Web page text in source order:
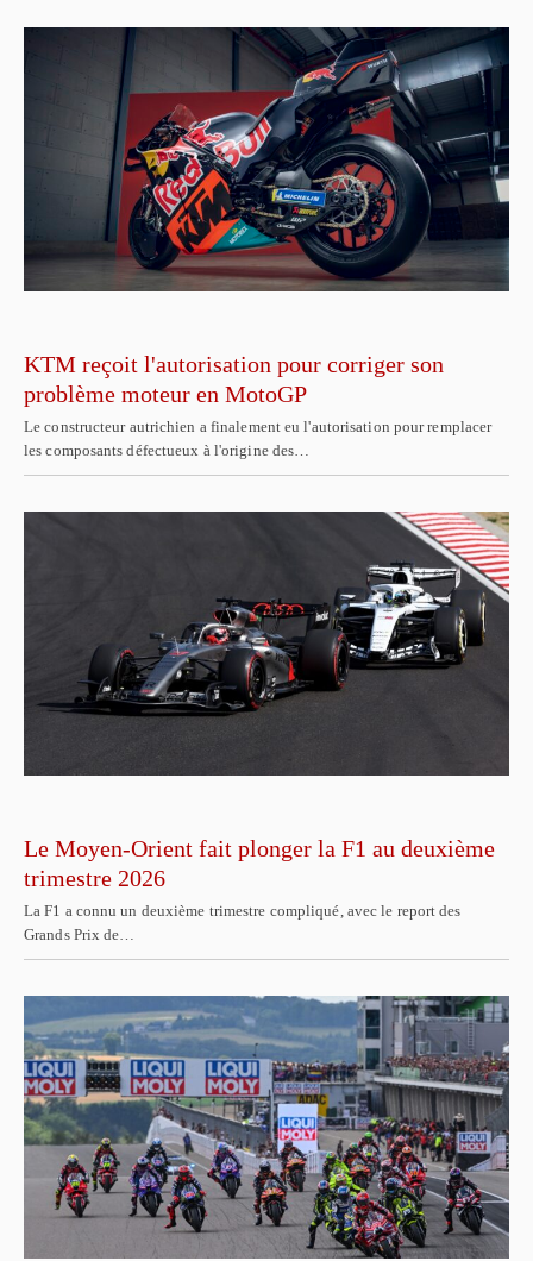
KTM reçoit l'autorisation pour corriger son
problème moteur en MotoGP
Le constructeur autrichien a finalement eu l'autorisation pour remplacer
les composants défectueux à l'origine des…
Le Moyen-Orient fait plonger la F1 au deuxième
trimestre 2026
La F1 a connu un deuxième trimestre compliqué, avec le report des
Grands Prix de…